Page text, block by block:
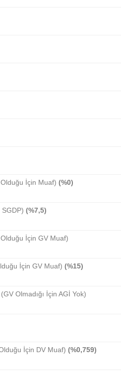
İçin Muaf) (%0)
SGDP) (%7,5)
İçin GV Muaf)
İçin GV Muaf) (%15)
Olmadığı İçin AGİ Yok)
İçin DV Muaf) (%0,759)